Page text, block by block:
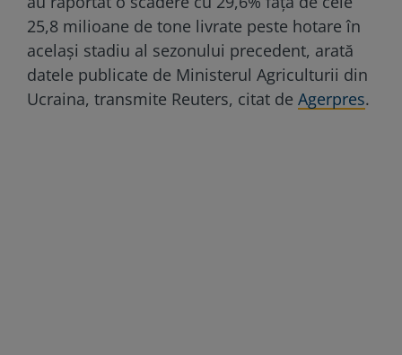
25,8 milioane de tone livrate peste hotare în
acelaşi stadiu al sezonului precedent, arată
datele publicate de Ministerul Agriculturii din
Ucraina, transmite Reuters, citat de Agerpres.